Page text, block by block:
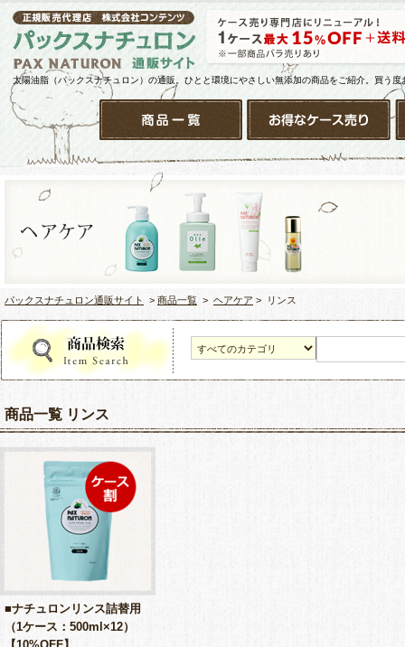
太陽油脂（パックスナチュロン）の通販。ひとと環境にやさしい無添加の商品をご紹介。買う度
パックスナチュロン通販サイト > 商品一覧 > ヘアケア > リンス
商品一覧 リンス
■ナチュロンリンス詰替用
（1ケース：500ml×12）